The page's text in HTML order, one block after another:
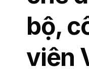
bộ,
viên